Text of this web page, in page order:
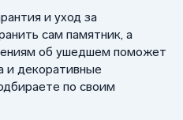
и уход за
сам памятник, а
об ушедшем поможет
и декоративные
по своим